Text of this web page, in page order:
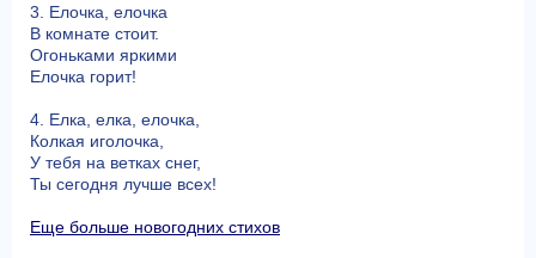
3. Елочка, елочка
В комнате стоит.
Огоньками яркими
Елочка горит!
4. Елка, елка, елочка,
Колкая иголочка,
У тебя на ветках снег,
Ты сегодня лучше всех!
Еще больше новогодних стихов